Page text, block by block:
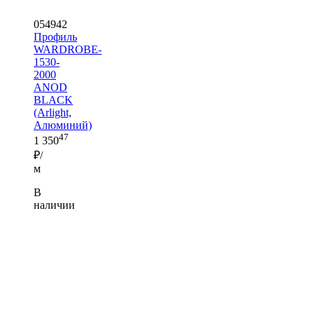
054942
Профиль
WARDROBE-
1530-
2000
ANOD
BLACK
(Arlight,
Алюминий)
1 35047
₽/
м
В
наличии